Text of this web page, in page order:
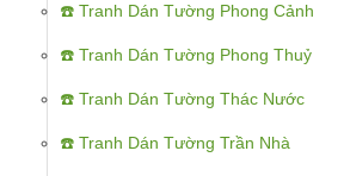
☎️ Tranh Dán Tường Phong Cảnh
☎️ Tranh Dán Tường Phong Thuỷ
☎️ Tranh Dán Tường Thác Nước
☎️ Tranh Dán Tường Trần Nhà